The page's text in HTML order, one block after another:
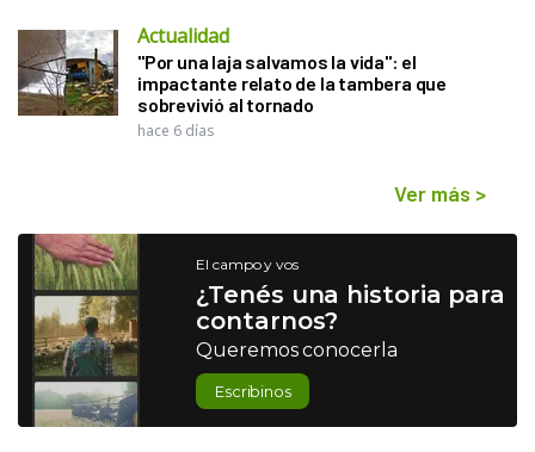
Actualidad
"Por una laja salvamos la vida": el
impactante relato de la tambera que
sobrevivió al tornado
hace 6 días
Ver más >
El campo y vos
¿Tenés una historia para
contarnos?
Queremos conocerla
Escribinos